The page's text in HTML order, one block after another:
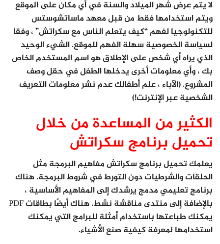
لا يتم عرض شهر الميلاد والسنة في أي مكان على الموقع
ويتم استخدامها فقط من قبل معهد ماساتشوستس
للتكنولوجيا لفهم “كيف يتعلم الناس مع سكراتش” ، وفقا
لسياسة الخصوصية سهلة الفهم للموقع. الشيء الوحيد
الذي يراه أي شخص على الإطلاق هو اسم المستخدم الخاص
بك ، وأي معلومات أخرى يدخلها الطفل في حقل وصف
المشروع. (الآباء ، علم أطفالك عدم نشر معلومات التعريف
الشخصية عبر الإنترنت!)
الكثير من المساعدة من خلال
تحميل برنامج سكراتش
يعلمك تحميل برنامج سكراتش مفاهيم البرمجة مثل
الحلقات والشرطيات دون التورط في شروط البرمجة. هناك
برنامج تعليمي مدمج يرشدك إلى المفاهيم الأساسية ،
بالإضافة إلى منتدى مناقشة نشط. هناك أيضًا بطاقات PDF
يمكنك طباعتها باستخدام أمثلة للبرامج التي يمكنك
استخدامها لمعرفة كيفية صنع الأشياء.